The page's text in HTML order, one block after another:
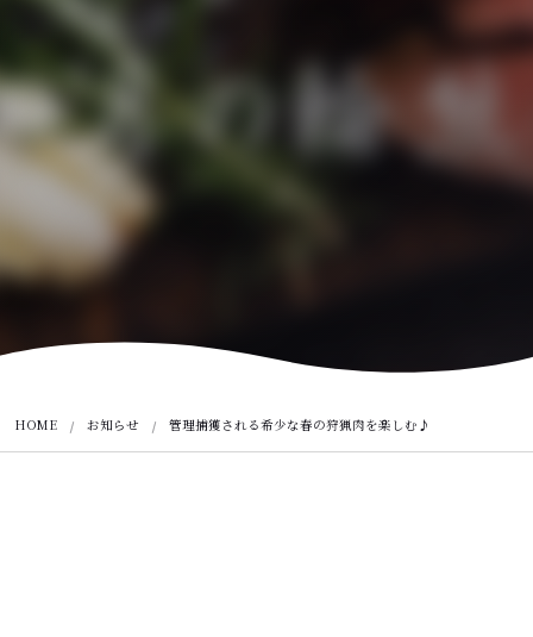
HOME お知らせ 管理捕獲される希少な春の狩猟肉を楽しむ♪